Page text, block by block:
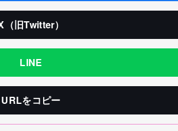
（旧Twitter）
LINE
URLをコピー